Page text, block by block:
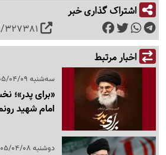
اشتراک گذاری خبر
327381
اخبار مرتبط
سه‌شنبه 1405/04/09 ساعت 17:38
«برای پدر»؛
امام شهید
دوشنبه 1405/04/08 ساعت 23:17